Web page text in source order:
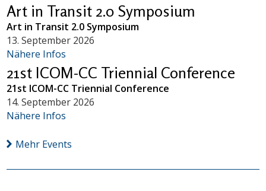
Art in Transit 2.0 Symposium
Art in Transit 2.0 Symposium
13. September 2026
Nähere Infos
21st ICOM-CC Triennial Conference
21st ICOM-CC Triennial Conference
14. September 2026
Nähere Infos
Mehr Events